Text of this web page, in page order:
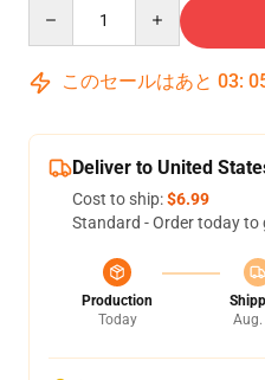
このセールはあと 03:
Deliver to United
Cost to ship:$6.99
Standard - Order today to
Production
Today
Aug.